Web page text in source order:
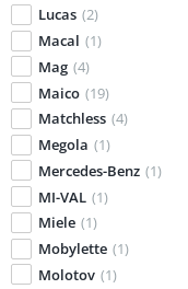
Lucas (2)
Macal (1)
Mag (4)
Maico (19)
Matchless (4)
Megola (1)
Mercedes-Benz (1)
MI-VAL (1)
Miele (1)
Mobylette (1)
Molotov (1)